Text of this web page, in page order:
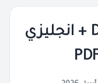
تحميل مذكرة Discover + انجليزي